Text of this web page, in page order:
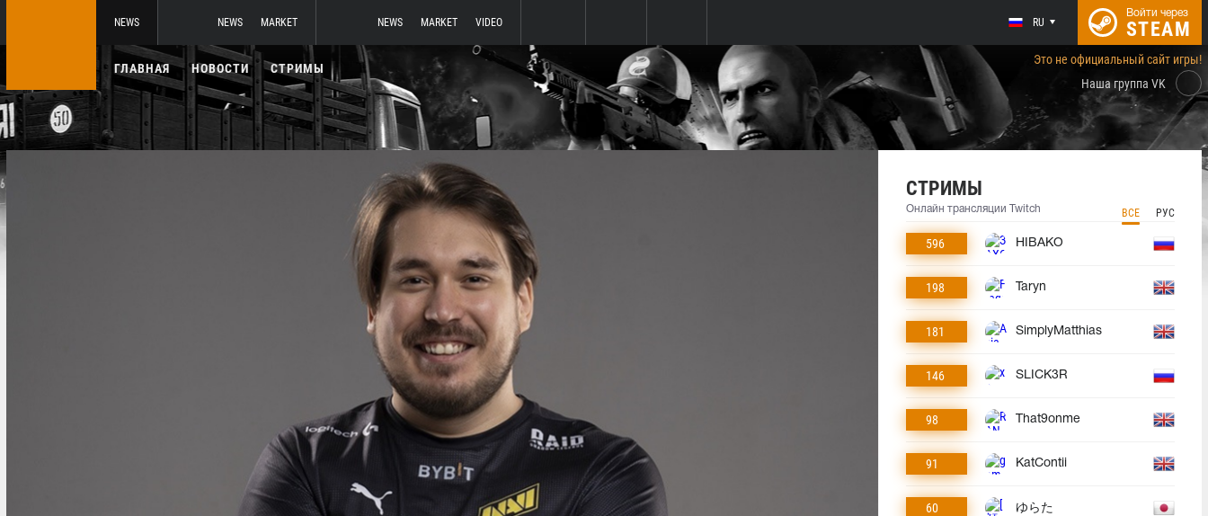
NEWS NEWS MARKET NEWS MARKET VIDEO RU
Войти через
STEAM
ГЛАВНАЯ НОВОСТИ СТРИМЫ
Это не официальный сайт игры!
Наша группа VK
СТРИМЫ
Онлайн трансляции Twitch ВСЕ РУС
596 HIBAKO
198 Taryn
181 SimplyMatthias
146 SLICK3R
98 That9onme
91 KatContii
60 ゆらた